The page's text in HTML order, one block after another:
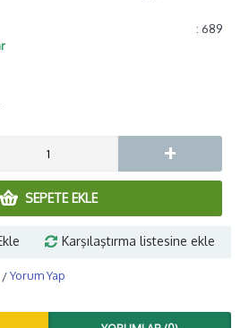
: 689
+
SEPETE EKLE
Karşılaştırma listesine ekle
/Yorum Yap